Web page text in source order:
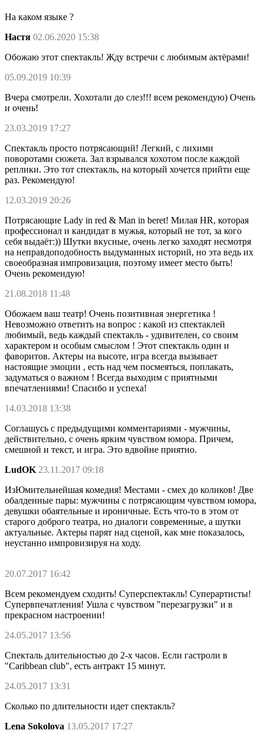
На каком языке ?
Настя 02.06.2020 15:38
Обожаю этот спектакль! Жду встречи с любимым актёрами!
05.09.2019 10:39
Вчера смотрели. Хохотали до слез!!! всем рекомендую) Очень
и очень!
23.03.2019 17:27
Спектакль просто потрясающий! Легкий, с лихими
поворотами сюжета. Зал взрывался хохотом после каждой
реплики. Это тот спектакль, на который хочется прийти еще
раз. Рекомендую!
12.03.2019 20:26
Потрясающие Lady in red & Man in beret! Милая HR, которая
профессионал и кандидат в мужья, который не тот, за кого
себя выдаёт:)) Шутки вкусные, очень легко заходят несмотря
на неправдоподобность выдуманных историй, но эта ведь их
своеобразная импровизация, поэтому имеет место быть!
Очень рекомендую!
21.08.2018 11:48
Обожаем ваш театр! Очень позитивная энергетика !
Невозможно ответить на вопрос : какой из спектаклей
любимый, ведь каждый спектакль - удивителен, со своим
характером и особым смыслом ! Этот спектакль один и
фаворитов. Актеры на высоте, игра всегда вызывает
настоящие эмоции , есть над чем посмеяться, поплакать,
задуматься о важном ! Всегда выходим с приятными
впечатлениями! Спасибо и успеха!
14.03.2018 13:38
Соглашусь с предыдущими комментариями - мужчины,
действительно, с очень ярким чувством юмора. Причем,
смешной и текст, и игра. Это вдвойне приятно.
LudOK 23.11.2017 09:18
ИзЮмительнейшая комедия! Местами - смех до коликов! Две
обалденные пары: мужчины с потрясающим чувством юмора,
девушки обаятельные и ироничные. Есть что-то в этом от
старого доброго театра, но диалоги современные, а шутки
актуальные. Актеры парят над сценой, как мне показалось,
неустанно импровизируя на ходу.
20.07.2017 16:42
Всем рекомендуем сходить! Суперспектакль! Суперартисты!
Супервпечатления! Ушла с чувством "перезагрузки" и в
прекрасном настроении!
24.05.2017 13:56
Спекталь длительностью до 2-х часов. Если гастроли в
"Caribbean club", есть антракт 15 минут.
24.05.2017 13:31
Сколько по длительности идет спектакль?
Lena Sokolova 13.05.2017 17:27